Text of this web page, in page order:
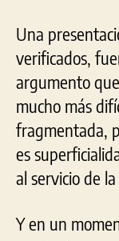
Una
verificados,
argumento
mucho más
fragmentada,
es
al servicio de
Y en un